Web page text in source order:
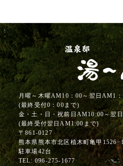
月曜～木曜AM10：00～翌日AM1
(最終受付0：00まで)
金・土・日・祝前日AM10:00～翌
(最終受付翌日AM1:00まで)
〒861-0127
熊本県熊本市北区植木町亀甲
駐車場42台
TEL: 096-275-1677